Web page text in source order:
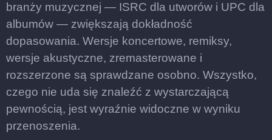
branży muzycznej — ISRC dla utworów i UPC dla
albumów — zwiększają dokładność
dopasowania. Wersje koncertowe, remiksy,
wersje akustyczne, zremasterowane i
rozszerzone są sprawdzane osobno. Wszystko,
czego nie uda się znaleźć z wystarczającą
pewnością, jest wyraźnie widoczne w wyniku
przenoszenia.